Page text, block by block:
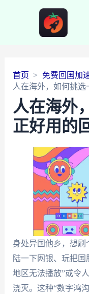
首页
免费回国加
人在海外，如何挑选
人在海外
正好用的
身处异国他乡，想
陆一下网银、玩把
地区无法播放”或令
浇灭。这种“数字鸿